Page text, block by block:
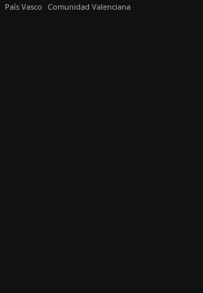
País Vasco Comunidad Valenciana